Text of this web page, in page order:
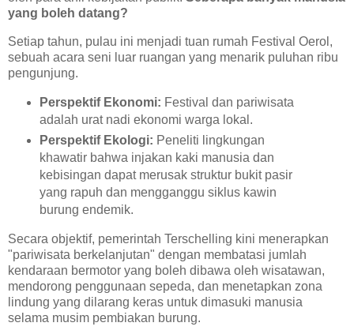
yang boleh datang?
Setiap tahun, pulau ini menjadi tuan rumah Festival Oerol,
sebuah acara seni luar ruangan yang menarik puluhan ribu
pengunjung.
Perspektif Ekonomi: Festival dan pariwisata
adalah urat nadi ekonomi warga lokal.
Perspektif Ekologi: Peneliti lingkungan
khawatir bahwa injakan kaki manusia dan
kebisingan dapat merusak struktur bukit pasir
yang rapuh dan mengganggu siklus kawin
burung endemik.
Secara objektif, pemerintah Terschelling kini menerapkan
"pariwisata berkelanjutan" dengan membatasi jumlah
kendaraan bermotor yang boleh dibawa oleh wisatawan,
mendorong penggunaan sepeda, dan menetapkan zona
lindung yang dilarang keras untuk dimasuki manusia
selama musim pembiakan burung.